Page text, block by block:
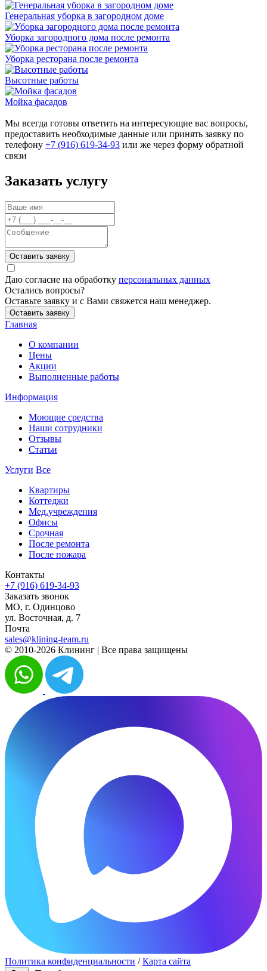
Генеральная уборка в загородном доме
Уборка загородного дома после ремонта
Уборка ресторана после ремонта
Высотные работы
Мойка фасадов
Мы всегда готовы ответить на интересующие вас вопросы,
предоставить необходимые данные или принять заявку по
телефону +7 (916) 619-34-93 или же через форму обратной
связи
Заказать услугу
Оставить заявку
Даю согласие на обработку персональных данных
Остались вопросы?
Оставьте заявку и с Вами свяжется наш менеджер.
Оставить заявку
Главная
О компании
Цены
Акции
Выполненные работы
Информация
Моющие средства
Наши сотрудники
Отзывы
Статьи
Услуги Все
Квартиры
Коттеджи
Мед.учреждения
Офисы
Срочная
После ремонта
После пожара
Контакты
+7 (916) 619-34-93
Заказать звонок
МО, г. Одинцово
ул. Восточная, д. 7
Почта
sales@klining-team.ru
© 2010-2026 Клининг | Все права защищены
Политика конфиденциальности /Карта сайта